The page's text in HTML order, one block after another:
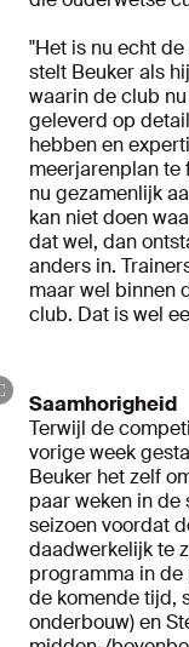
"Het is nu echt
stelt Beuker als
waarin de club
geleverd op
hebben en
meerjarenplan te
nu gezamenlijk
kan niet doen
dat wel, dan
anders in.
maar wel binnen
club. Dat is wel
Saamhorigheid
Terwijl de
vorige week
Beuker het zelf
paar weken in de
seizoen voordat
daadwerkelijk te
programma in
de komende tijd,
onderbouw) en